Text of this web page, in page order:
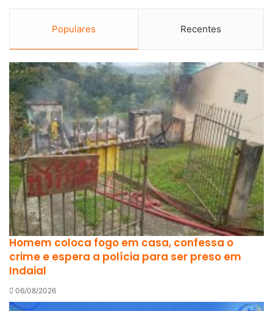
Populares Recentes
Homem coloca fogo em casa, confessa o
crime e espera a polícia para ser preso em
Indaial
06/08/2026